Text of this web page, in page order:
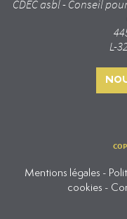
CDEC asbl - Conseil
L-
Mentions légales -
cookies -